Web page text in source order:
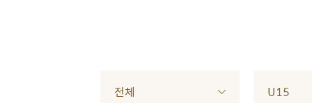
전체 U15